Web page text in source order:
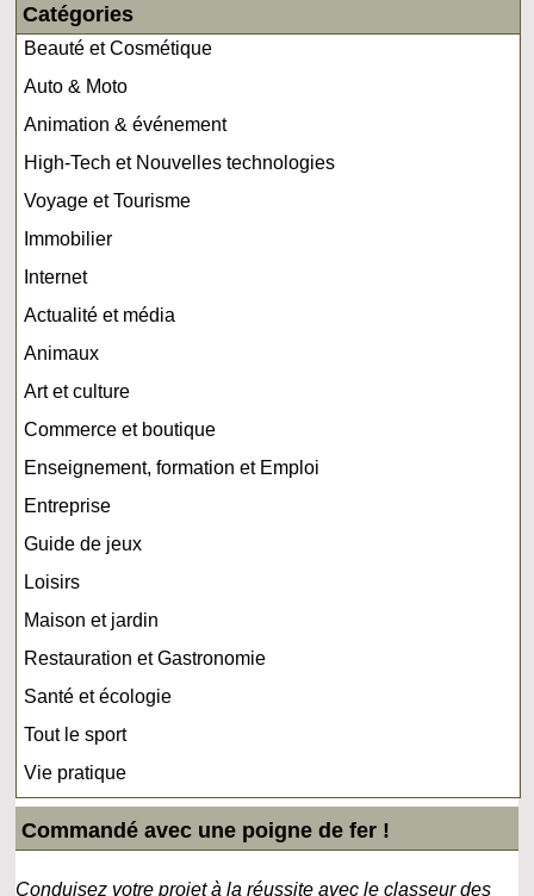
Catégories
Beauté et Cosmétique
Auto & Moto
Animation & événement
High-Tech et Nouvelles technologies
Voyage et Tourisme
Immobilier
Internet
Actualité et média
Animaux
Art et culture
Commerce et boutique
Enseignement, formation et Emploi
Entreprise
Guide de jeux
Loisirs
Maison et jardin
Restauration et Gastronomie
Santé et écologie
Tout le sport
Vie pratique
Commandé avec une poigne de fer !
Conduisez votre projet à la réussite avec le classeur des